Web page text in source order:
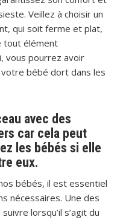
Veillez à choisir un
qui soit ferme et plat,
tout élément
vous pourrez avoir
votre bébé dort dans les
avec des
car cela peut
les bébés si elle
eux.
bébés, il est essentiel
nécessaires. Une des
lorsqu’il s’agit du